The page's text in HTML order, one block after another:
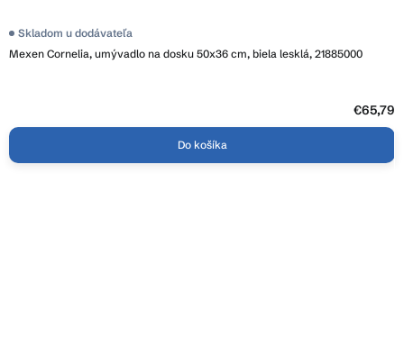
Mexen Cornelia, umývadlo na dosku 50x36 cm, biela lesklá, 21885000
Priemerné
produktu
Skladom u dodávateľa
€65,79
Do košíka